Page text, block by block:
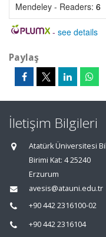
Mendeley - Readers: 6
- see details
Paylaş
İletişim Bilgileri
Atatürk Üniversitesi
Birimi Kat: 4 25240
Erzurum
avesis@atauni.edu.tr
+90 442 2316100-02
+90 442 2316104